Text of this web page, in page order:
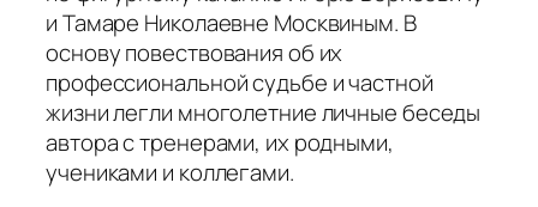
и Тамаре Николаевне Москвиным. В
основу повествования об их
профессиональной судьбе и частной
жизни легли многолетние личные беседы
автора с тренерами, их родными,
учениками и коллегами.